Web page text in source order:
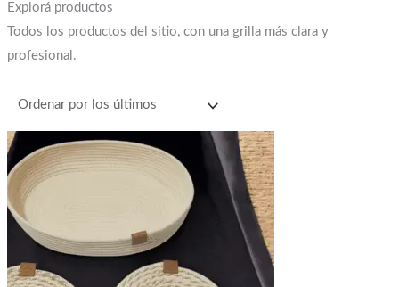
Explorá productos
Todos los productos del sitio, con una grilla más clara y
profesional.